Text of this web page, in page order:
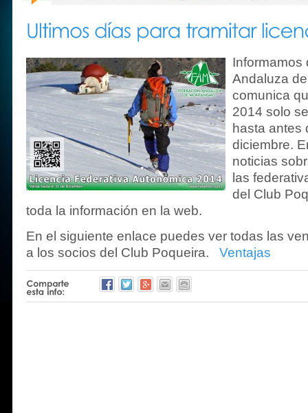
Informamos
Andaluza
comunica
2014 solo
hasta antes
diciembre.
noticias
las
del Club
toda la información en la web.
En el siguiente enlace puedes ver todas las
a los socios del Club Poqueira. Ventajas